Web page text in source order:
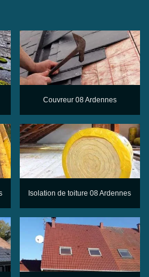
Couvreur 08 Ardennes
Isolation de toiture 08 Ardennes